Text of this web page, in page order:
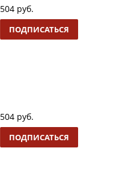
504 руб.
ПОДПИСАТЬСЯ
504 руб.
ПОДПИСАТЬСЯ